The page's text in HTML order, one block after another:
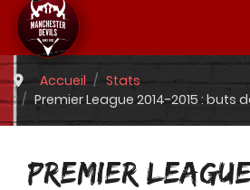
Accueil
Stats
Premier League 2014-2015 : buts
PREMIER